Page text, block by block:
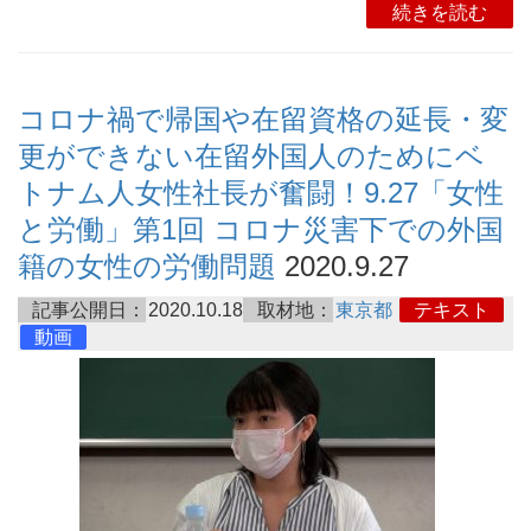
続きを読む
コロナ禍で帰国や在留資格の延長・変
更ができない在留外国人のためにベ
トナム人女性社長が奮闘！9.27「女性
と労働」第1回 コロナ災害下での外国
籍の女性の労働問題 2020.9.27
記事公開日： 2020.10.18 取材地： 東京都
テキスト
動画